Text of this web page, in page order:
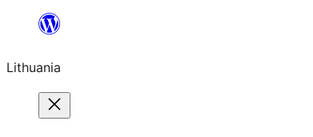
turinio
Lithuania